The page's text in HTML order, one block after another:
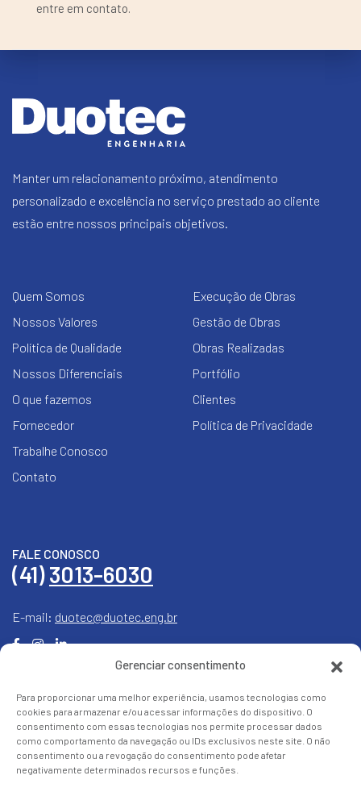
Gerenciar consentimento
Para proporcionar uma melhor experiência, usamos tecnologias como
cookies para armazenar e/ou acessar informações do dispositivo. O
consentimento com essas tecnologias nos permite processar dados
como comportamento da navegação ou IDs exclusivos neste site. O não
consentimento ou a revogação do consentimento pode afetar
negativamente determinados recursos e funções.
entre em contato.
Manter um relacionamento próximo, atendimento
personalizado e excelência no serviço prestado ao cliente
estão entre nossos principais objetivos.
Quem Somos
Nossos Valores
Política de Qualidade
Nossos Diferenciais
O que fazemos
Fornecedor
Trabalhe Conosco
Contato
Execução de Obras
Gestão de Obras
Obras Realizadas
Portfólio
Clientes
Política de Privacidade
FALE CONOSCO
(41)3013-6030
E-mail: duotec@duotec.eng.br